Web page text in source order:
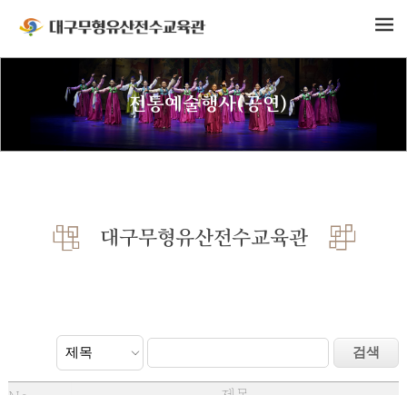
전통예술행사(공연)
대구무형유산전수교육관